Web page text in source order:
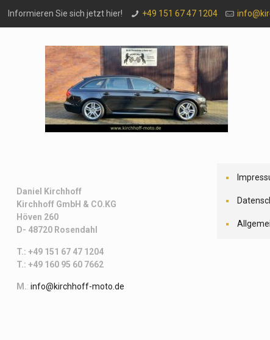
Informieren Sie sich jetzt hier! +49 151 67 47 1204
Daniel Kirchhoff
Kirchhoff GmbH & CO.KG
Höven 260
D- 48720 Rosendahl
T.: +49 151 67 47 1204
T.: +49 160 95 60 7662
M.: info@kirchhoff-moto.de